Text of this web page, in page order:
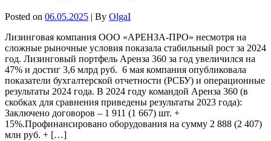
Posted on 06.05.2025 | By OlgaI
Лизинговая компания ООО «АРЕНЗА-ПРО» несмотря на
сложные рыночные условия показала стабильный рост за 2024
год. Лизинговый портфель Аренза 360 за год увеличился на
47% и достиг 3,6 млрд руб. 6 мая компания опубликовала
показатели бухгалтерской отчетности (РСБУ) и операционные
результаты 2024 года. В 2024 году командой Аренза 360 (в
скобках для сравнения приведены результаты 2023 года):
Заключено договоров – 1 911 (1 667) шт. +
15%.Профинансировано оборудования на сумму 2 888 (2 407)
млн руб. + […]